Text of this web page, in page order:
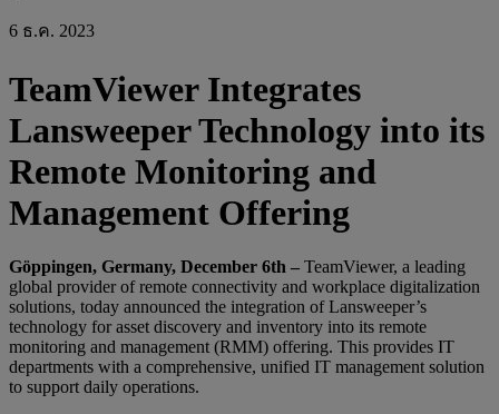
6 ธ.ค. 2023
TeamViewer Integrates
Lansweeper Technology into its
Remote Monitoring and
Management Offering
Göppingen, Germany, December 6th – TeamViewer, a leading
global provider of remote connectivity and workplace digitalization
solutions, today announced the integration of Lansweeper’s
technology for asset discovery and inventory into its remote
monitoring and management (RMM) offering. This provides IT
departments with a comprehensive, unified IT management solution
to support daily operations.